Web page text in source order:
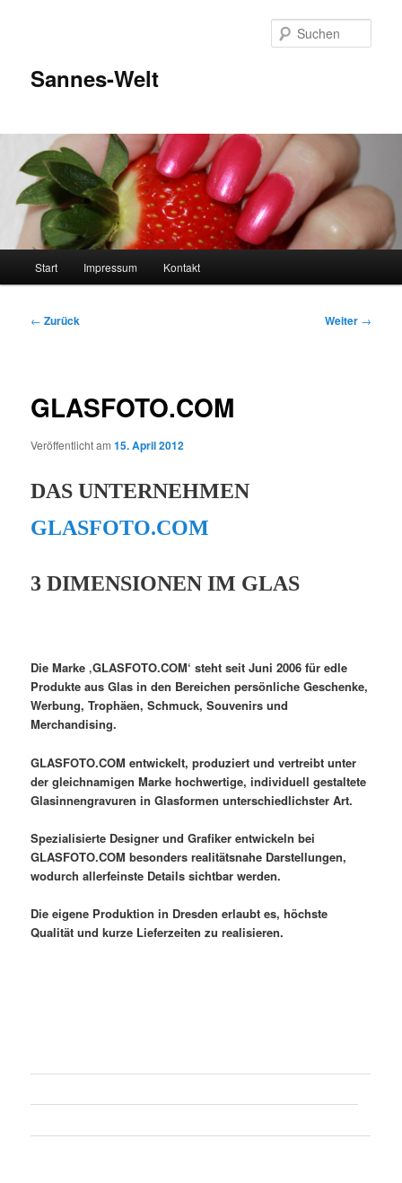
Sannes-Welt
Start Impressum Kontakt
Beitragsnavigation
← Zurück Weiter →
GLASFOTO.COM
Veröffentlicht am15. April 2012
DAS UNTERNEHMEN
GLASFOTO.COM
3 DIMENSIONEN IM GLAS
Die Marke ‚GLASFOTO.COM‘ steht seit Juni 2006 für edle
Produkte aus Glas in den Bereichen persönliche Geschenke,
Werbung, Trophäen, Schmuck, Souvenirs und
Merchandising.
GLASFOTO.COM entwickelt, produziert und vertreibt unter
der gleichnamigen Marke hochwertige, individuell gestaltete
Glasinnengravuren in Glasformen unterschiedlichster Art.
Spezialisierte Designer und Grafiker entwickeln bei
GLASFOTO.COM besonders realitätsnahe Darstellungen,
wodurch allerfeinste Details sichtbar werden.
Die eigene Produktion in Dresden erlaubt es, höchste
Qualität und kurze Lieferzeiten zu realisieren.